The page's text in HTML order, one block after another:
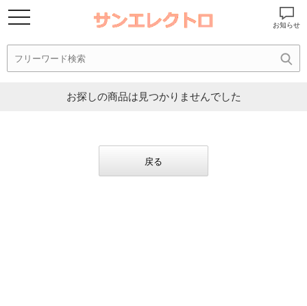
お知らせ
お探しの商品は見つかりませんでした
戻る